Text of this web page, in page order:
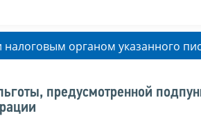
органом указанного
предусмотренной